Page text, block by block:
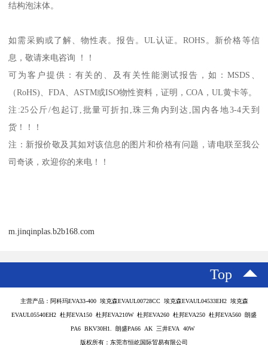
结构泡沫体。
如需采购或了解、物性表。报告。 UL认证。ROHS 。新价格等信
息，敬请来电咨询 ！！
可为客户提供：有关的、及有关性能测试报告，如： MSDS
（RoHS) 、FDA ASTM或ISO物性资料，证明，COA ，UL黄卡等。
注 :25公斤/包起订 批量可折扣 珠三角内到达 国内各地3-4天到
货！！！
注：新报价敬及其如对该信息的图片和价格有问题，请电联至我公
司奇谈，欢迎你的来电！！
m.jinqinplas.b2b168.com
Top
主营产品：阿科玛EVA33-400 埃克森EVAUL00728CC 埃克森EVAUL04533EH2 埃克森
EVAUL05540EH2 杜邦EVA150 杜邦EVA210W 杜邦EVA260 杜邦EVA250 杜邦EVA560 朗盛
PA6 BKV30H1. 朗盛PA66 AK 三井EVA 40W
版权所有：东莞市恒屹国际贸易有限公司